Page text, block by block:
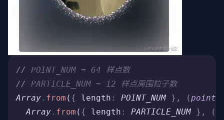
//
POINT_NUM = 64 样点数
//
PARTICLE_NUM = 12 样点周围粒子数
Array . from ( { length : POINT_NUM }, ( point
  Array
. from ( { length : PARTICLE_NUM }, (